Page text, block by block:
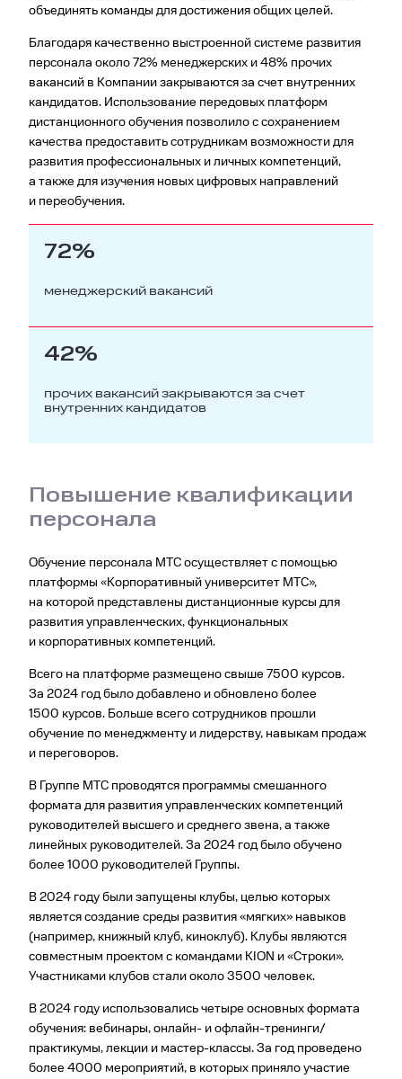
объединять команды для достижения общих целей.
Благодаря качественно выстроенной системе развития
персонала около 72% менеджерских и 48% прочих
вакансий в Компании закрываются за счет внутренних
кандидатов. Использование передовых платформ
дистанционного обучения позволило с сохранением
качества предоставить сотрудникам возможности для
развития профессиональных и личных компетенций,
а также для изучения новых цифровых направлений
и переобучения.
72%
менеджерский вакансий
42%
прочих вакансий закрываются за счет
внутренних кандидатов
Повышение квалификации
персонала
Обучение персонала МТС осуществляет с помощью
платформы «Корпоративный университет МТС»,
на которой представлены дистанционные курсы для
развития управленческих, функциональных
и корпоративных компетенций.
Всего на платформе размещено свыше 7500 курсов.
За 2024 год было добавлено и обновлено более
1500 курсов. Больше всего сотрудников прошли
обучение по менеджменту и лидерству, навыкам продаж
и переговоров.
В Группе МТС проводятся программы смешанного
формата для развития управленческих компетенций
руководителей высшего и среднего звена, а также
линейных руководителей. За 2024 год было обучено
более 1000 руководителей Группы.
В 2024 году были запущены клубы, целью которых
является создание среды развития «мягких» навыков
(например, книжный клуб, киноклуб). Клубы являются
совместным проектом с командами КION и «Строки».
Участниками клубов стали около 3500 человек.
В 2024 году использовались четыре основных формата
обучения: вебинары, онлайн- и офлайн-тренинги/
практикумы, лекции и мастер-классы. За год проведено
более 4000 мероприятий, в которых приняло участие